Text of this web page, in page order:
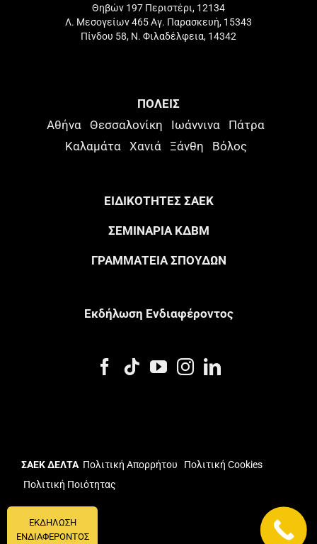
ΕΚΔΗΛΩΣΗ
ΕΝΔΙΑΦΕΡΟΝΤΟΣ
Θηβών 197 Περιστέρι, 12134
Λ. Μεσογείων 465 Αγ. Παρασκευή, 15343
Πίνδου 58, Ν. Φιλαδέλφεια, 14342
ΠΟΛΕΙΣ
Αθήνα Θεσσαλονίκη Ιωάννινα
Πάτρα
Καλαμάτα
Χανιά Ξάνθη Βόλος
ΕΙΔΙΚΟΤΗΤΕΣ ΣΑΕΚ
ΣΕΜΙΝΑΡΙΑ ΚΔΒΜ
ΓΡΑΜΜΑΤΕΙΑ ΣΠΟΥΔΩΝ
Eκδήλωση Eνδιαφέροντος
ΣΑΕΚ ΔΕΛΤΑ Πολιτική Απορρήτου
Πολιτική Cookies
Πολιτική Ποιότητας